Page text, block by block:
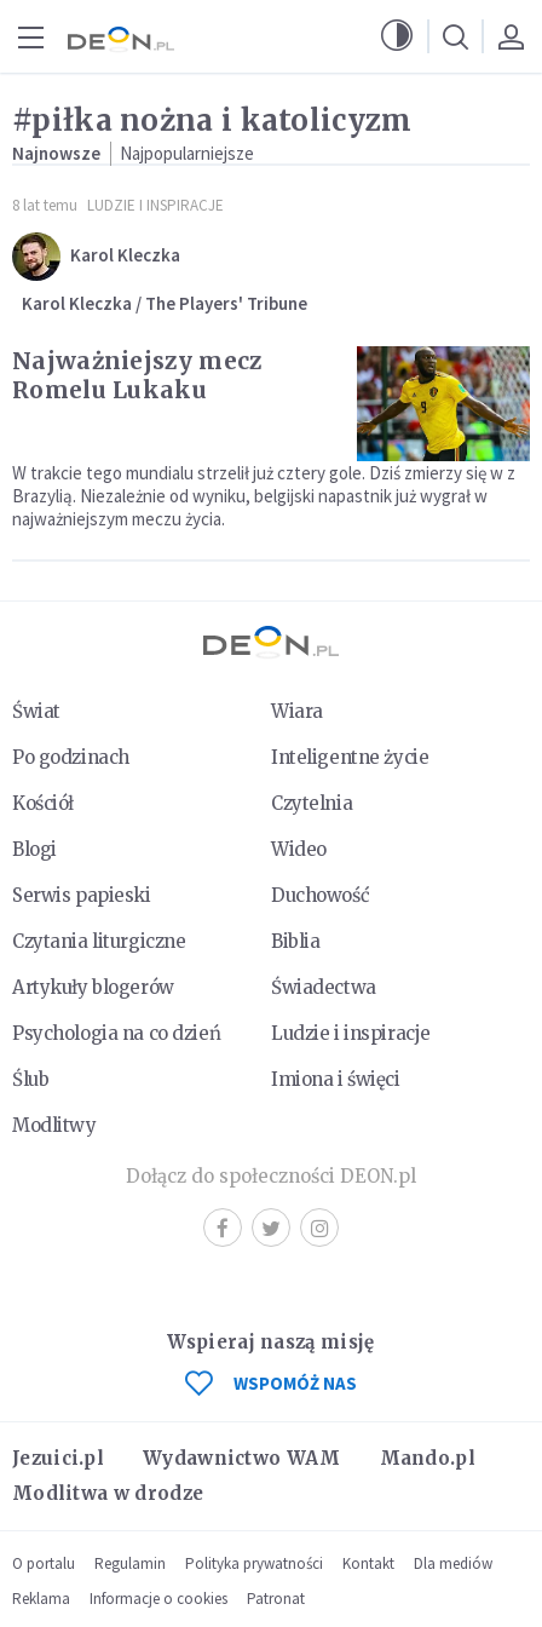
#piłka nożna i katolicyzm
Najnowsze Najpopularniejsze
8 lat temu LUDZIE I INSPIRACJE
Karol Kleczka
Karol Kleczka / The Players' Tribune
Najważniejszy mecz
Romelu Lukaku
W trakcie tego mundialu strzelił już cztery gole. Dziś zmierzy się w z
Brazylią. Niezależnie od wyniku, belgijski napastnik już wygrał w
najważniejszym meczu życia.
Świat
Wiara
Po godzinach
Inteligentne życie
Kościół
Czytelnia
Blogi
Wideo
Serwis papieski
Duchowość
Czytania liturgiczne
Biblia
Artykuły blogerów
Świadectwa
Psychologia na co dzień
Ludzie i inspiracje
Ślub
Imiona i święci
Modlitwy
Dołącz do społeczności DEON.pl
Jezuici.pl Wydawnictwo WAM
Mando.pl
Modlitwa w drodze
Wspieraj naszą misję
WSPOMÓŻ NAS
O portalu Regulamin Polityka prywatności Kontakt
Dla mediów
Reklama
Informacje o cookies Patronat